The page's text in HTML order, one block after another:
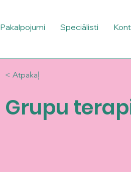
Pakalpojumi Speciālisti
< Atpakaļ
Grupu